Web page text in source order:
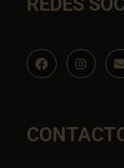
F
a
c
o
k
I
n
s
r
a